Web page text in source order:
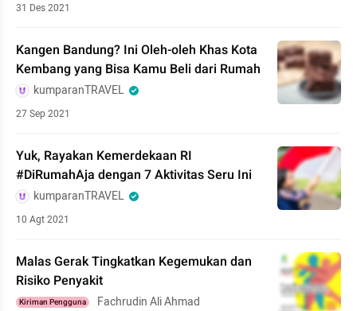
31 Des 2021
Kangen Bandung? Ini Oleh-oleh Khas Kota
Kembang yang Bisa Kamu Beli dari Rumah
kumparanTRAVEL
27 Sep 2021
Yuk, Rayakan Kemerdekaan RI
#DiRumahAja dengan 7 Aktivitas Seru Ini
kumparanTRAVEL
10 Agt 2021
Malas Gerak Tingkatkan Kegemukan dan
Risiko Penyakit
Kiriman Pengguna Fachrudin Ali Ahmad